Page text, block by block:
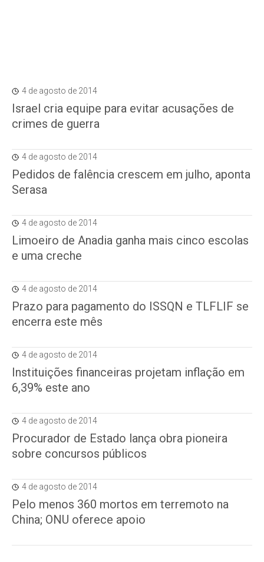
4 de agosto de 2014
Israel cria equipe para evitar acusações de
crimes de guerra
4 de agosto de 2014
Pedidos de falência crescem em julho, aponta
Serasa
4 de agosto de 2014
Limoeiro de Anadia ganha mais cinco escolas
e uma creche
4 de agosto de 2014
Prazo para pagamento do ISSQN e TLFLIF se
encerra este mês
4 de agosto de 2014
Instituições financeiras projetam inflação em
6,39% este ano
4 de agosto de 2014
Procurador de Estado lança obra pioneira
sobre concursos públicos
4 de agosto de 2014
Pelo menos 360 mortos em terremoto na
China; ONU oferece apoio